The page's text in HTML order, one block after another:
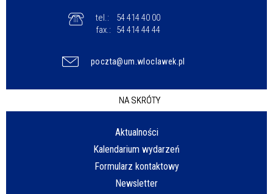
tel.:
54 414 40 00
fax.:
54 414 44 44
poczta@um.wloclawek.pl
NA SKRÓTY
Aktualności
Kalendarium wydarzeń
Formularz kontaktowy
Newsletter